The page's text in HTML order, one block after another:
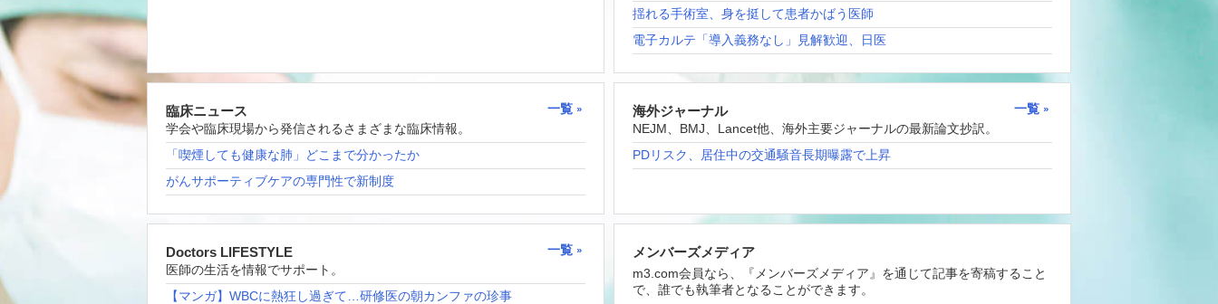
揺れる手術室、身を挺して患者かばう医師
電子カルテ「導入義務なし」見解歓迎、日医
臨床ニュース
一覧
学会や臨床現場から発信されるさまざまな臨床情報。
「喫煙しても健康な肺」どこまで分かったか
がんサポーティブケアの専門性で新制度
海外ジャーナル
一覧
NEJM、BMJ、Lancet他、海外主要ジャーナルの最新論文抄訳。
PDリスク、居住中の交通騒音長期曝露で上昇
Doctors LIFESTYLE
一覧
医師の生活を情報でサポート。
【マンガ】WBCに熱狂し過ぎて…研修医の朝カンファの珍事
メンバーズメディア
m3.com会員なら、『メンバーズメディア』を通じて記事を寄稿すること
で、誰でも執筆者となることができます。